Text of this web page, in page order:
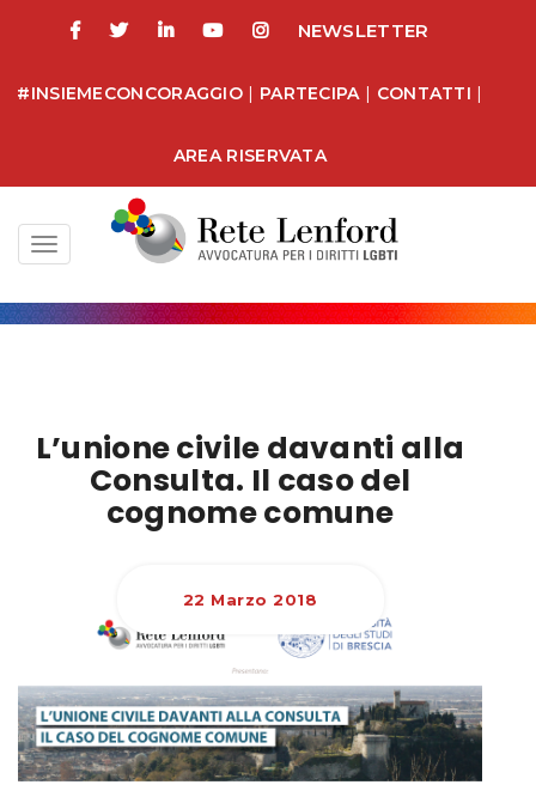
NEWSLETTER
#INSIEMECONCORAGGIO | PARTECIPA | CONTATTI |
AREA RISERVATA
Toggle
navigation
L’unione civile davanti alla
Consulta. Il caso del
cognome comune
22 Marzo 2018